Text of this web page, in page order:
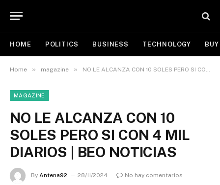
HOME POLITICS BUSINESS TECHNOLOGY
Home » magazine » NO LE ALCANZA CON 10 SOLES PERO SI CON 4 MIL DIARIOS | BEO NOTICIAS
MAGAZINE
NO LE ALCANZA CON 10
SOLES PERO SI CON 4 MIL
DIARIOS | BEO NOTICIAS
By Antena92 28/11/2024
No hay comentarios